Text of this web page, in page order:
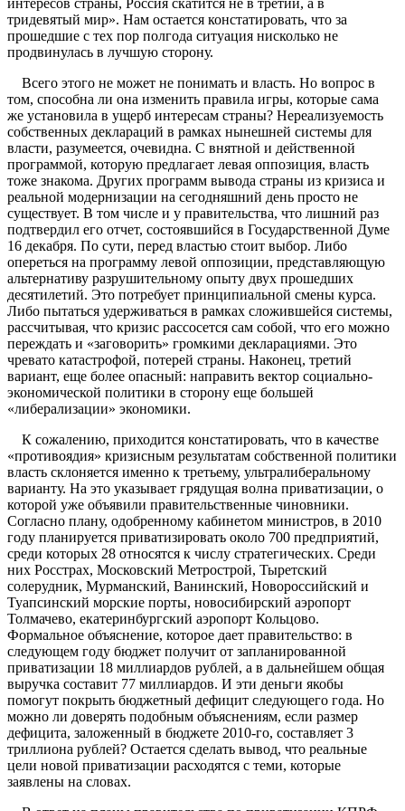
интересов страны, Россия скатится не в третий, а в
тридевятый мир». Нам остается констатировать, что за
прошедшие с тех пор полгода ситуация нисколько не
продвинулась в лучшую сторону.
Всего этого не может не понимать и власть. Но вопрос в
том, способна ли она изменить правила игры, которые сама
же установила в ущерб интересам страны? Нереализуемость
собственных деклараций в рамках нынешней системы для
власти, разумеется, очевидна. С внятной и действенной
программой, которую предлагает левая оппозиция, власть
тоже знакома. Других программ вывода страны из кризиса и
реальной модернизации на сегодняшний день просто не
существует. В том числе и у правительства, что лишний раз
подтвердил его отчет, состоявшийся в Государственной Думе
16 декабря. По сути, перед властью стоит выбор. Либо
опереться на программу левой оппозиции, представляющую
альтернативу разрушительному опыту двух прошедших
десятилетий. Это потребует принципиальной смены курса.
Либо пытаться удерживаться в рамках сложившейся системы,
рассчитывая, что кризис рассосется сам собой, что его можно
переждать и «заговорить» громкими декларациями. Это
чревато катастрофой, потерей страны. Наконец, третий
вариант, еще более опасный: направить вектор социально-
экономической политики в сторону еще большей
«либерализации» экономики.
К сожалению, приходится констатировать, что в качестве
«противоядия» кризисным результатам собственной политики
власть склоняется именно к третьему, ультралиберальному
варианту. На это указывает грядущая волна приватизации, о
которой уже объявили правительственные чиновники.
Согласно плану, одобренному кабинетом министров, в 2010
году планируется приватизировать около 700 предприятий,
среди которых 28 относятся к числу стратегических. Среди
них Росстрах, Московский Метрострой, Тыретский
солерудник, Мурманский, Ванинский, Новороссийский и
Туапсинский морские порты, новосибирский аэропорт
Толмачево, екатеринбургский аэропорт Кольцово.
Формальное объяснение, которое дает правительство: в
следующем году бюджет получит от запланированной
приватизации 18 миллиардов рублей, а в дальнейшем общая
выручка составит 77 миллиардов. И эти деньги якобы
помогут покрыть бюджетный дефицит следующего года. Но
можно ли доверять подобным объяснениям, если размер
дефицита, заложенный в бюджете 2010-го, составляет 3
триллиона рублей? Остается сделать вывод, что реальные
цели новой приватизации расходятся с теми, которые
заявлены на словах.